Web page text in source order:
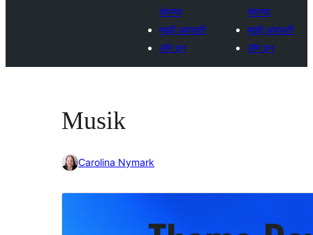
कंपन्या
माझी आवडती
लॉग इन
कंपन्या
माझी आवडती
लॉग इन
Musik
Carolina Nymark